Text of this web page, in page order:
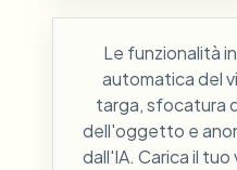
Le funzionalità
automatica del
targa, sfocatura
dell'oggetto e
dall'IA. Carica il